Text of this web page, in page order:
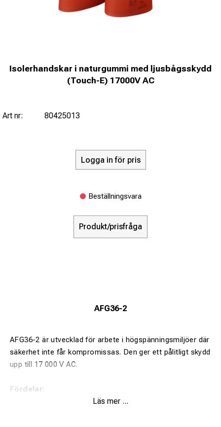
Isolerhandskar i naturgummi med ljusbågsskydd
(Touch-E) 17000V AC
Art nr: 80425013
Logga in för pris
Beställningsvara
Produkt/prisfråga
AFG36-2
AFG36-2 är utvecklad för arbete i högspänningsmiljöer där
säkerhet inte får kompromissas. Den ger ett pålitligt skydd
upp till 17 000 V AC.
Fördelar:
Läs mer ...